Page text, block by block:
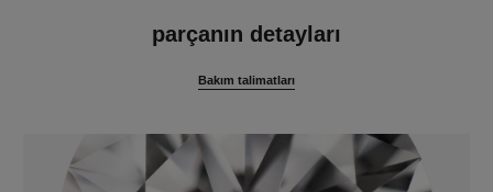
parçanın detayları
Bakım talimatları